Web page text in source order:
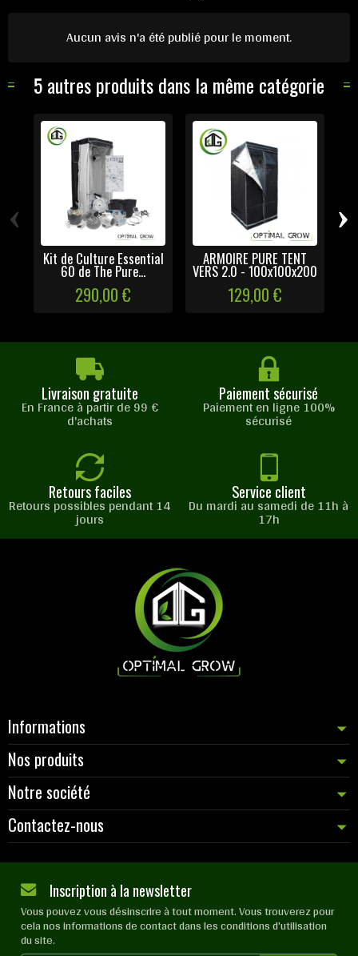
Aucun avis n'a été publié pour le moment.
5 autres produits dans la même catégorie
Kit de Culture Essential
60 de The Pure...
290,00 €
ARMOIRE PURE TENT
VERS 2.0 - 100x100x200
129,00 €
‹ ›
Livraison gratuite
En France à partir de 99 €
d'achats
Paiement sécurisé
Paiement en ligne 100%
sécurisé
Retours faciles
Retours possibles pendant 14
jours
Service client
Du mardi au samedi de 11h à
17h
Informations
Nos produits
Notre société
Contactez-nous
Inscription à la newsletter
Vous pouvez vous désinscrire à tout moment. Vous trouverez pour
cela nos informations de contact dans les conditions d'utilisation
du site.